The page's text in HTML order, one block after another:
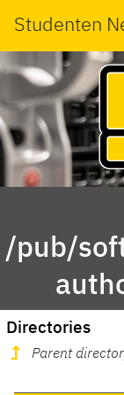
Studenten
/pub/
Directories
Parent